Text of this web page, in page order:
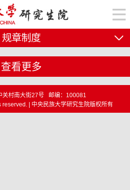
规章制度
查看更多
关村南大街27号 邮编：100081
| 中央民族大学研究生院版权所有